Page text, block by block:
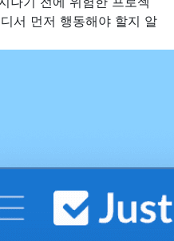
서 먼저 행동해야 할지 알